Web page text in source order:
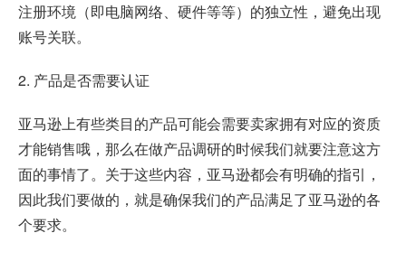
注册环境（即电脑网络、硬件等等）的独立性，避免出现
账号关联。
2. 产品是否需要认证
亚马逊上有些类目的产品可能会需要卖家拥有对应的资质
才能销售哦，那么在做产品调研的时候我们就要注意这方
面的事情了。关于这些内容，亚马逊都会有明确的指引，
因此我们要做的，就是确保我们的产品满足了亚马逊的各
个要求。